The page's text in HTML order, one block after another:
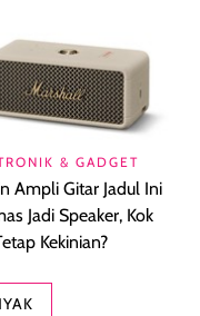
& GADGET
Ampli Gitar Jadul Ini
Jadi Speaker, Kok
Kekinian?